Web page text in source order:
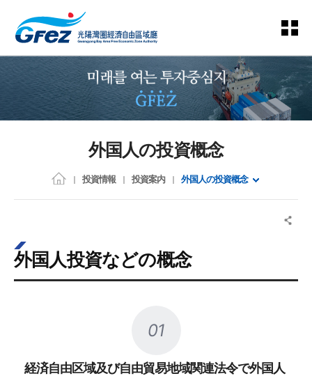
外国人の投資概念
投資情報 投資案内 外国人の投資概念
外国人投資などの概念
01
経済自由区域及び自由貿易地域関連法令で外国人